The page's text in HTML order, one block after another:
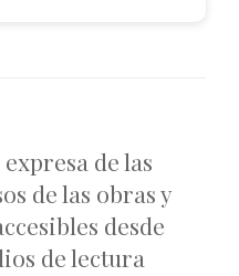
de las
de las obras y
desde
de lectura